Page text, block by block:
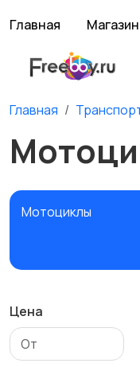
Главная
Главная
Мотоциклы
Цена